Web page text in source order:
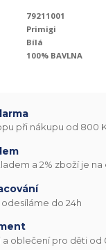
79211001
Primigi
Bílá
100% BAVLNA
při nákupu od 800
a 2% zboží je na
do 24h
oblečení pro děti od